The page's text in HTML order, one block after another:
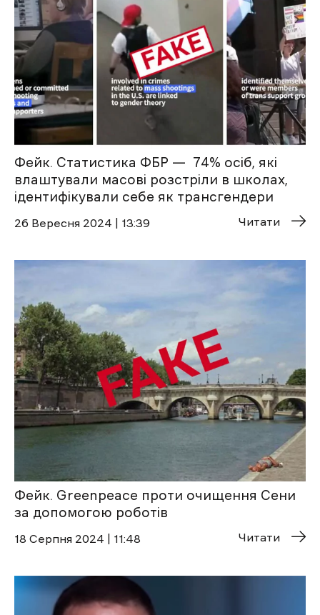
Фейк. Статистика ФБР — 74% осіб, які
влаштували масові розстріли в школах,
ідентифікували себе як трансгендери
26 Вересня 2024 | 13:39 Читати
Фейк. Greenpeace проти очищення Сени
за допомогою роботів
18 Cерпня 2024 | 11:48 Читати